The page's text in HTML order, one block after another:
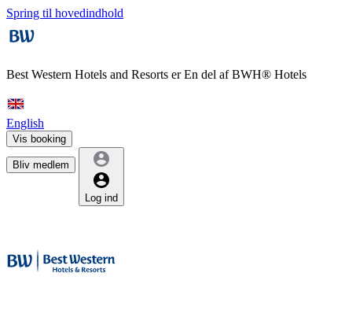
Spring til hovedindhold
Best Western Hotels and Resorts erEn del af BWH® Hotels
English
Vis booking
Bliv medlem
Log ind